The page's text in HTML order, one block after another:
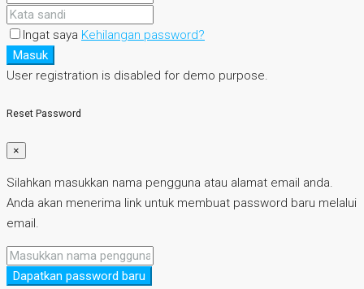
Ingat saya Kehilangan password?
Masuk
User registration is disabled for demo purpose.
Reset Password
×
Silahkan masukkan nama pengguna atau alamat email anda.
Anda akan menerima link untuk membuat password baru melalui
email.
Dapatkan password baru